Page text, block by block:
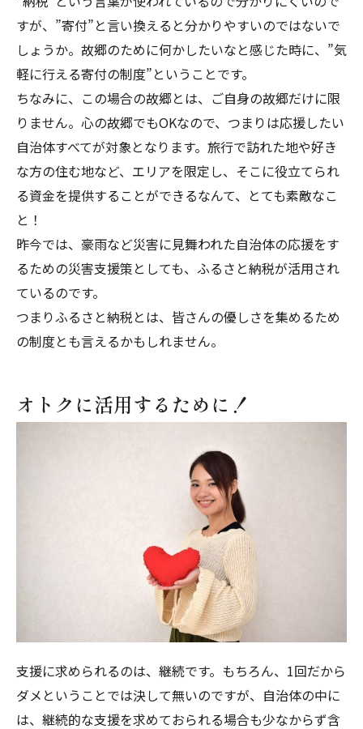
すが、”寄付”と言い換えると分かりやすいのではないで
しょうか。 故郷のために何かしたいなと感じた時に、”気
軽に行える寄付の制度”ということです。
ちなみに、この場合の故郷とは、ご自身の故郷だけに限
りません。心の故郷でもOKなので、つまりは応援したい
自治体すべてが対象となります。旅行で訪れた地や好き
な方の住む地など、エリアを限定し、そこに役立てられ
る資金を提供することができるなんて、とても素敵なこ
と！
昨今では、豪雨など災害に見舞われた自治体の応援をす
るための災害支援策としても、ふるさと納税が活用され
ているのです。
つまりふるさと納税とは、皆さんの優しさを集めるため
の制度とも言えるかもしれません。
オトクに活用するために！
支援に求められるのは、継続です。もちろん、1回だから
ダメということでは決して無いのですが、自治体の中に
は、継続的な支援を求めておられる場合も少なからず含